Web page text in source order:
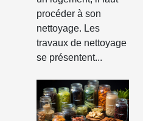
types ?
procéder à son
nettoyage. Les
travaux de nettoyage
se présentent...